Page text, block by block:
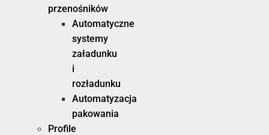
przenośników
Automatyczne
systemy
załadunku
i
rozładunku
Automatyzacja
pakowania
Profile